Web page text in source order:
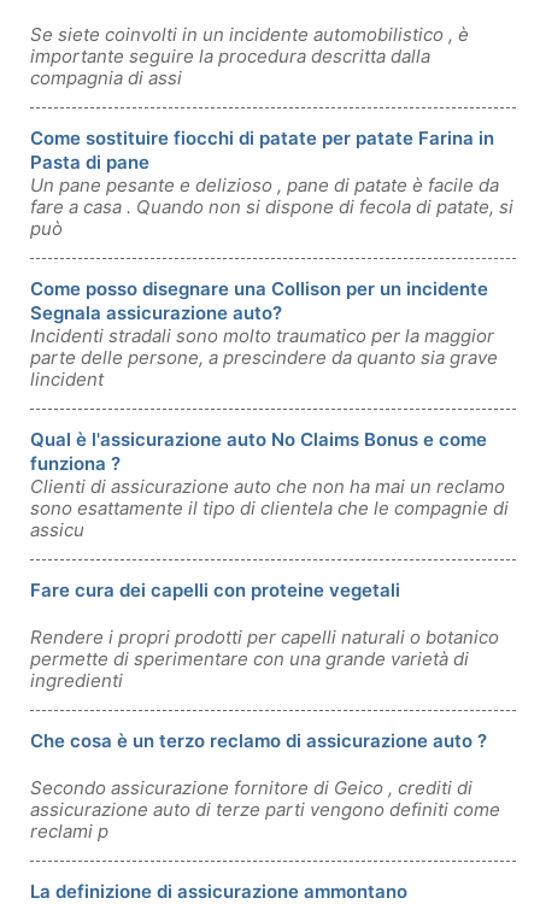
Se siete coinvolti in un incidente automobilistico , è
importante seguire la procedura descritta dalla
compagnia di assi
Come sostituire fiocchi di patate per patate Farina in
Pasta di pane
Un pane pesante e delizioso , pane di patate è facile da
fare a casa . Quando non si dispone di fecola di patate, si
può
Come posso disegnare una Collison per un incidente
Segnala assicurazione auto?
Incidenti stradali sono molto traumatico per la maggior
parte delle persone, a prescindere da quanto sia grave
lincident
Qual è l'assicurazione auto No Claims Bonus e come
funziona ?
Clienti di assicurazione auto che non ha mai un reclamo
sono esattamente il tipo di clientela che le compagnie di
assicu
Fare cura dei capelli con proteine ​​vegetali
Rendere i propri prodotti per capelli naturali o botanico
permette di sperimentare con una grande varietà di
ingredienti
Che cosa è un terzo reclamo di assicurazione auto ?
Secondo assicurazione fornitore di Geico , crediti di
assicurazione auto di terze parti vengono definiti come
reclami p
La definizione di assicurazione ammontano